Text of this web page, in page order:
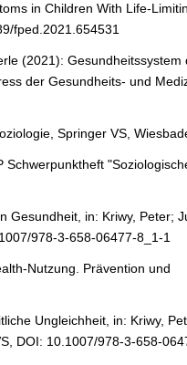
in Children With Life-
fped.2021.654531
(2021): Gesundheitssystem
der Gesundheits- und
Springer VS ,
Gesundheit , in: Kriwy, Peter;
978-3-658-06477-8_1-1
Nutzung. Prävention und
Ungleichheit, in: Kriwy,
DOI: 10.1007/978-3-658-